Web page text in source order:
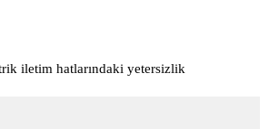
iletim hatlarındaki yetersizlik